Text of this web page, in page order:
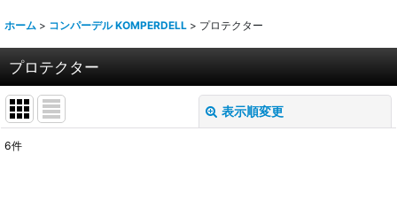
ホーム > コンパーデル KOMPERDELL > プロテクター
プロテクター
表示順変更
6件